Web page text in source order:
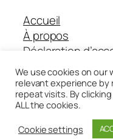
Accueil
À propos
Déclaration
Boutique
Twenty Twenty-Five
We use cookies on
relevant experience by
repeat visits. By
ALL the cookies.
Cookie settings